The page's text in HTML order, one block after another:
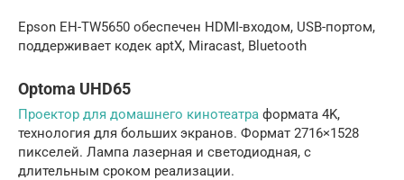
Epson EH-TW5650 обеспечен HDMI-входом, USB-портом,
поддерживает кодек aptX, Miracast, Bluetooth
Optoma UHD65
Проектор для домашнего кинотеатра формата 4K,
технология для больших экранов. Формат 2716×1528
пикселей. Лампа лазерная и светодиодная, с
длительным сроком реализации.